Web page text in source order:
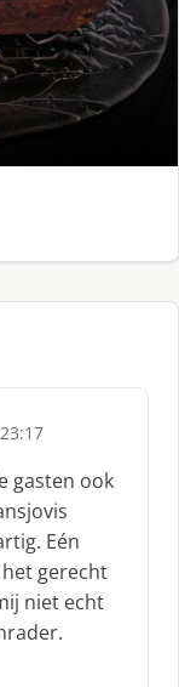
gasten ook
Eén
gerecht
niet echt